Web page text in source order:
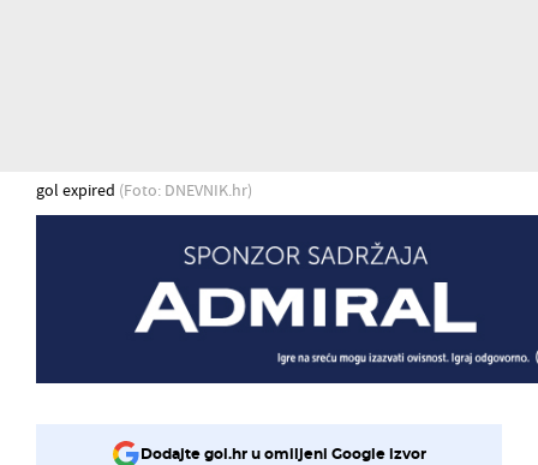
gol expired (Foto: DNEVNIK.hr)
Dodajte gol.hr u omiljeni Google izvor